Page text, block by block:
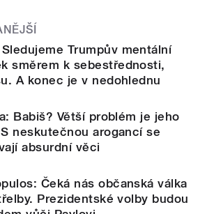
Trumpův mentální
směrem k sebestřednosti,
A konec je v nedohlednu
Babiš? Větší problém je jeho
neskutečnou arogancí se
absurdní věci
Čeká nás občanská válka
Prezidentské volby budou